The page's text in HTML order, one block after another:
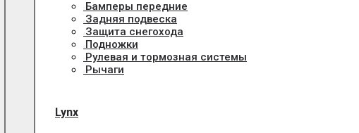
Бамперы передние
Задняя подвеска
Защита снегохода
Подножки
Рулевая и тормозная системы
Рычаги
Lynx